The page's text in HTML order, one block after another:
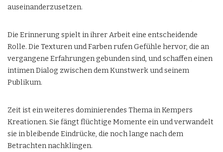
auseinanderzusetzen.
Die Erinnerung spielt in ihrer Arbeit eine entscheidende
Rolle. Die Texturen und Farben rufen Gefühle hervor, die an
vergangene Erfahrungen gebunden sind, und schaffen einen
intimen Dialog zwischen dem Kunstwerk und seinem
Publikum.
Zeit ist ein weiteres dominierendes Thema in Kempers
Kreationen. Sie fängt flüchtige Momente ein und verwandelt
sie in bleibende Eindrücke, die noch lange nach dem
Betrachten nachklingen.